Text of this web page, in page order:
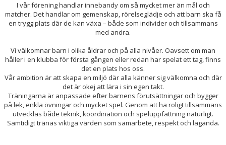
I vår förening handlar innebandy om så mycket mer än mål och
matcher. Det handlar om gemenskap, rörelseglädje och att barn ska få
en trygg plats där de kan växa – både som individer och tillsammans
med andra.
Vi välkomnar barn i olika åldrar och på alla nivåer. Oavsett om man
håller i en klubba för första gången eller redan har spelat ett tag, finns
det en plats hos oss.
Vår ambition är att skapa en miljö där alla känner sig välkomna och där
det är okej att lära i sin egen takt.
Träningarna är anpassade efter barnens förutsättningar och bygger
på lek, enkla övningar och mycket spel. Genom att ha roligt tillsammans
utvecklas både teknik, koordination och speluppfattning naturligt.
Samtidigt tränas viktiga värden som samarbete, respekt och laganda.